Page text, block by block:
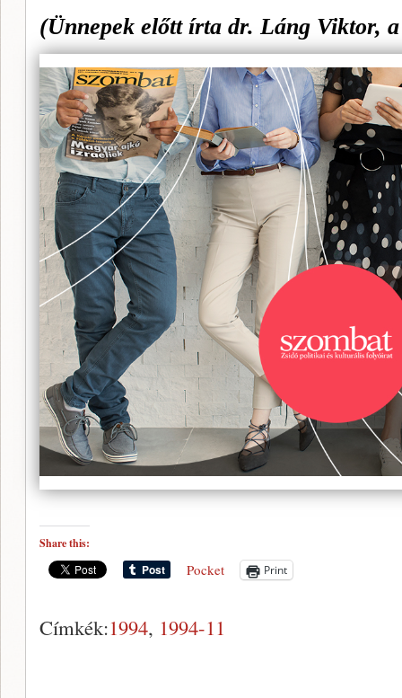
(Ünnepek előtt írta dr. Láng Viktor,
Share this:
Pocket Print
Címkék:1994, 1994-11